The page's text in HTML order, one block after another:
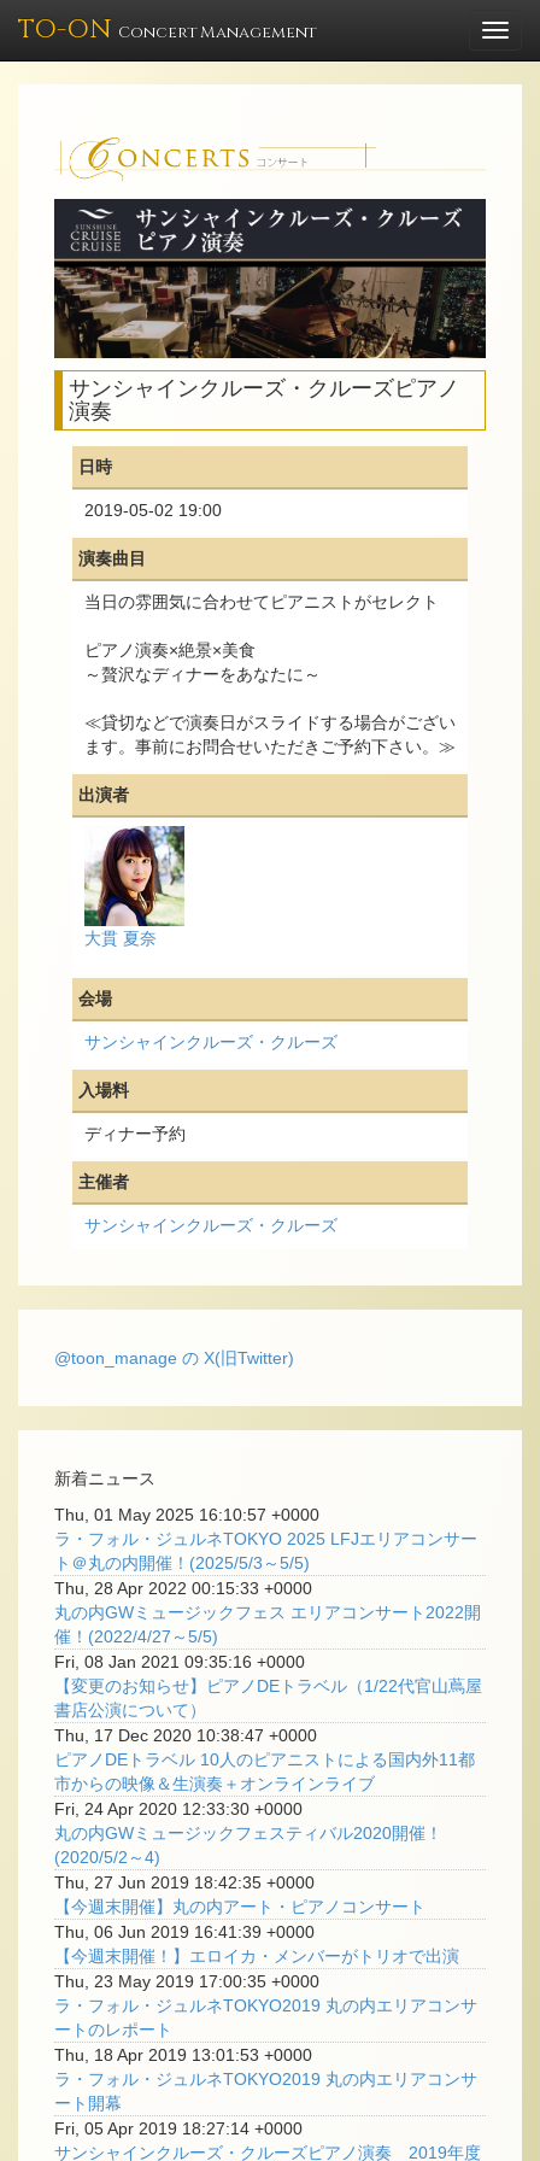
TO-ON Concert Management
サンシャインクルーズ・クルーズピアノ
演奏
日時
2019-05-02 19:00
演奏曲目
当日の雰囲気に合わせてピアニストがセレクト
ピアノ演奏×絶景×美食
～贅沢なディナーをあなたに～
≪貸切などで演奏日がスライドする場合がござい
ます。事前にお問合せいただきご予約下さい。≫
出演者
大貫 夏奈
会場
サンシャインクルーズ・クルーズ
入場料
ディナー予約
主催者
サンシャインクルーズ・クルーズ
@toon_manage の X(旧Twitter)
新着ニュース
Thu, 01 May 2025 16:10:57 +0000
ラ・フォル・ジュルネTOKYO 2025 LFJエリアコンサー
ト＠丸の内開催！(2025/5/3～5/5)
Thu, 28 Apr 2022 00:15:33 +0000
丸の内GWミュージックフェス エリアコンサート2022開
催！(2022/4/27～5/5)
Fri, 08 Jan 2021 09:35:16 +0000
【変更のお知らせ】ピアノDEトラベル（1/22代官山蔦屋
書店公演について）
Thu, 17 Dec 2020 10:38:47 +0000
ピアノDEトラベル 10人のピアニストによる国内外11都
市からの映像＆生演奏＋オンラインライブ
Fri, 24 Apr 2020 12:33:30 +0000
丸の内GWミュージックフェスティバル2020開催！
(2020/5/2～4)
Thu, 27 Jun 2019 18:42:35 +0000
【今週末開催】丸の内アート・ピアノコンサート
Thu, 06 Jun 2019 16:41:39 +0000
【今週末開催！】エロイカ・メンバーがトリオで出演
Thu, 23 May 2019 17:00:35 +0000
ラ・フォル・ジュルネTOKYO2019 丸の内エリアコンサ
ートのレポート
Thu, 18 Apr 2019 13:01:53 +0000
ラ・フォル・ジュルネTOKYO2019 丸の内エリアコンサ
ート開幕
Fri, 05 Apr 2019 18:27:14 +0000
サンシャインクルーズ・クルーズピアノ演奏 2019年度